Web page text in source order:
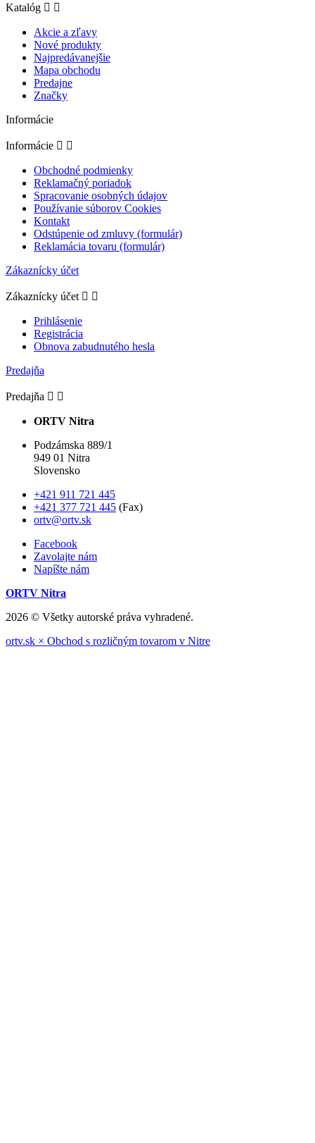
Katalóg  
Akcie a zľavy
Nové produkty
Najpredávanejšie
Mapa obchodu
Predajne
Značky
Informácie
Informácie  
Obchodné podmienky
Reklamačný poriadok
Spracovanie osobných údajov
Používanie súborov Cookies
Kontakt
Odstúpenie od zmluvy (formulár)
Reklamácia tovaru (formulár)
Zákaznícky účet
Zákaznícky účet  
Prihlásenie
Registrácia
Obnova zabudnutého hesla
Predajňa
Predajňa  
ORTV Nitra
Podzámska 889/1
949 01 Nitra
Slovensko
+421 911 721 445
+421 377 721 445 (Fax)
ortv@ortv.sk
Facebook
Zavolajte nám
Napíšte nám
ORTV Nitra
2026 © Všetky autorské práva vyhradené.
ortv.sk × Obchod s rozličným tovarom v Nitre